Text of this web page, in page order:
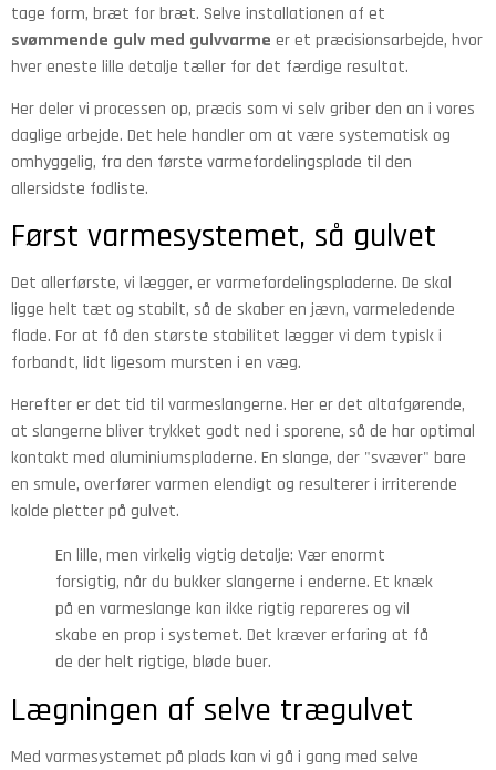
tage form, bræt for bræt. Selve installationen af et
svømmende gulv med gulvvarme er et præcisionsarbejde, hvor
hver eneste lille detalje tæller for det færdige resultat.
Her deler vi processen op, præcis som vi selv griber den an i vores
daglige arbejde. Det hele handler om at være systematisk og
omhyggelig, fra den første varmefordelingsplade til den
allersidste fodliste.
Først varmesystemet, så gulvet
Det allerførste, vi lægger, er varmefordelingspladerne. De skal
ligge helt tæt og stabilt, så de skaber en jævn, varmeledende
flade. For at få den største stabilitet lægger vi dem typisk i
forbandt, lidt ligesom mursten i en væg.
Herefter er det tid til varmeslangerne. Her er det altafgørende,
at slangerne bliver trykket godt ned i sporene, så de har optimal
kontakt med aluminiumspladerne. En slange, der "svæver" bare
en smule, overfører varmen elendigt og resulterer i irriterende
kolde pletter på gulvet.
En lille, men virkelig vigtig detalje: Vær enormt
forsigtig, når du bukker slangerne i enderne. Et knæk
på en varmeslange kan ikke rigtig repareres og vil
skabe en prop i systemet. Det kræver erfaring at få
de der helt rigtige, bløde buer.
Lægningen af selve trægulvet
Med varmesystemet på plads kan vi gå i gang med selve